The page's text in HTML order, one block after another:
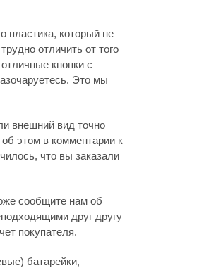
пластика, который не
отличить от того
кнопки с
Это мы
внешний вид точно
этом в комментарии к
что вы заказали
сообщите нам об
друг другу
покупателя.
батарейки,